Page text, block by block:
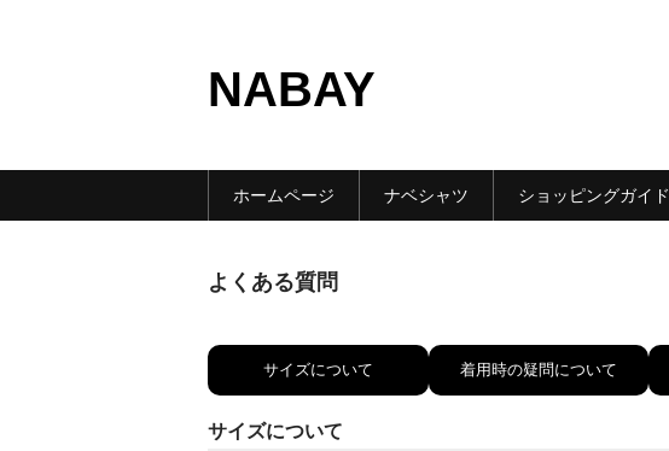
NABAY
ホームページ ナベシャツ ショッピングガイド
よくある質問
サイズについて 着用時の疑問について
サイズについて